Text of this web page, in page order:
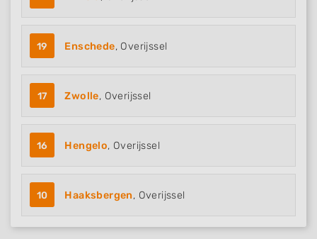
19 Enschede, Overijssel
17 Zwolle, Overijssel
16 Hengelo, Overijssel
10 Haaksbergen, Overijssel